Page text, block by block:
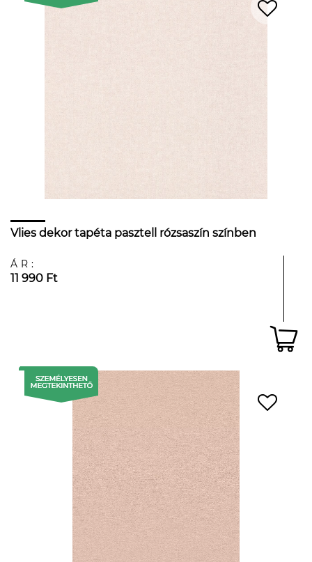
Vlies dekor tapéta pasztell rózsaszín színben
ÁR:
11 990 Ft